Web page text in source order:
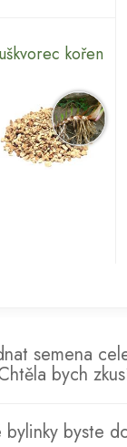
kořen
semena
bych
bylinky byste